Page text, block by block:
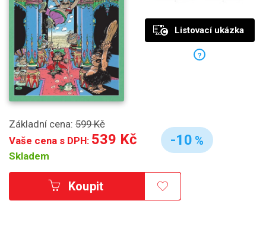
Základní cena: 599 Kč
Vaše cena s DPH: 539 Kč
Skladem
-10 %
Koupit
Listovací ukázka
?